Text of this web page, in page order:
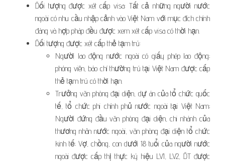
Đối tượng được xét cấp visa: Tất cả những người nước
ngoài có nhu cầu nhập cảnh vào Việt Nam với mục đích chính
đáng và hợp pháp đều được xem xét cấp visa có thời hạn.
Đối tượng được xét cấp thẻ tạm trú:
Người lao động nước ngoài có giấy phép lao động;
phóng viên, báo chí thường trú tại Việt Nam được cấp
thẻ tạm trú có thời hạn.
Trưởng văn phòng đại diện, dự án của tổ chức quốc
tế, tổ chức phi chính phủ nước ngoài tại Việt Nam;
Người đứng đầu văn phòng đại diện, chi nhánh của
thương nhân nước ngoài, văn phòng đại diện tổ chức
kinh tế; Vợ, chồng, con dưới 18 tuổi của người nước
ngoài được cấp thị thực ký hiệu LV1, LV2, ĐT được